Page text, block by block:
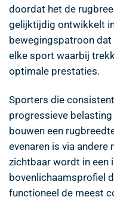
doordat het de
gelijktijdig ontwikkelt
bewegingspatroon
elke sport waarbij
optimale prestaties.
Sporters die
progressieve
bouwen een
evenaren is via andere
zichtbaar wordt in een
bovenlichaamsprofiel
functioneel de meest